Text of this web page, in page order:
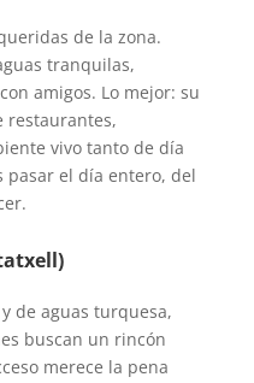
de la zona.
tranquilas,
amigos. Lo mejor: su
restaurantes,
vivo tanto de día
pasar el día entero, del
de aguas turquesa,
buscan un rincón
merece la pena